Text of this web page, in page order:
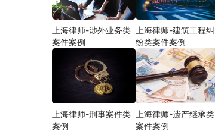
上海律师-涉外业务类
案件案例
上海律师-建筑工程纠
纷类案件案例
上海律师-刑事案件类
案例
上海律师-遗产继承类
案件案例